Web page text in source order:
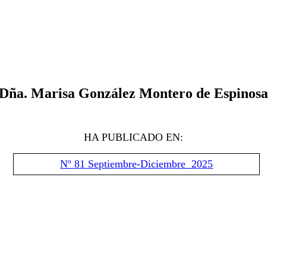
ña. Marisa González Montero de Espinosa
HA PUBLICADO EN:
Nº 81 Septiembre-Diciembre 2025